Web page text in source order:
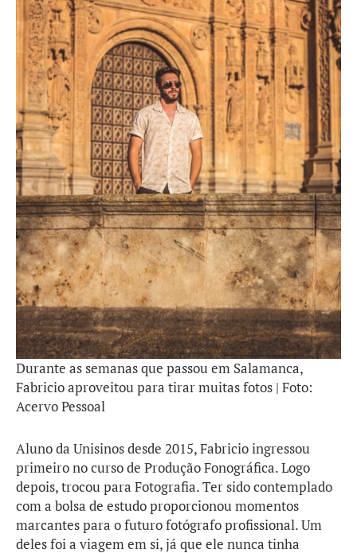
Durante as semanas que passou em Salamanca,
Fabricio aproveitou para tirar muitas fotos | Foto:
Acervo Pessoal
Aluno da Unisinos desde 2015, Fabricio ingressou
primeiro no curso de Produção Fonográfica. Logo
depois, trocou para Fotografia. Ter sido contemplado
com a bolsa de estudo proporcionou momentos
marcantes para o futuro fotógrafo profissional. Um
deles foi a viagem em si, já que ele nunca tinha